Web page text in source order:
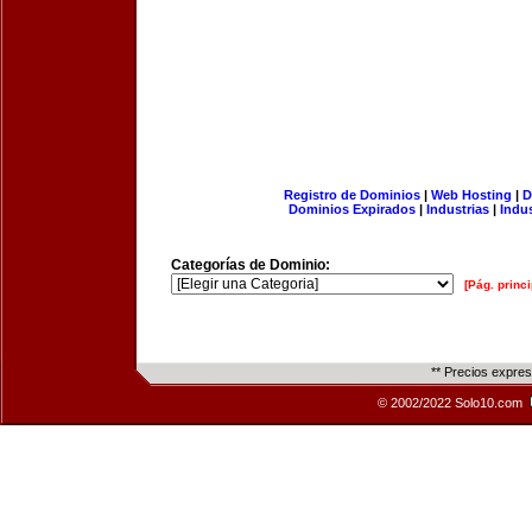
Registro de Dominios| Web Hosting |
Dominios Expirados | Industrias |
Categorías de Dominio:
[Pág.
** Precios
© 2002/2022 Solo10.com